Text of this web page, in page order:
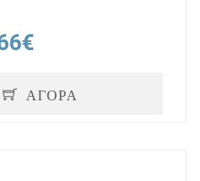
ΑΓΟΡΑ